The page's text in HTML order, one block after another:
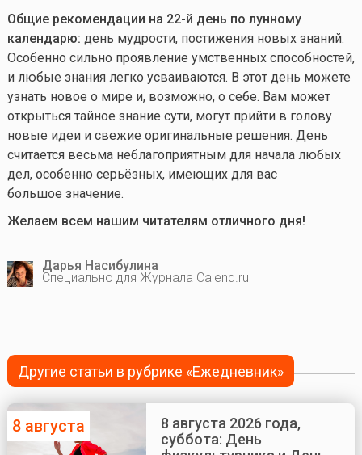
Общие рекомендации на 22-й день по лунному
календарю: день мудрости, постижения новых знаний.
Особенно сильно проявление умственных способностей,
и любые знания легко усваиваются. В этот день можете
узнать новое о мире и, возможно, о себе. Вам может
открыться тайное знание сути, могут прийти в голову
новые идеи и свежие оригинальные решения. День
считается весьма неблагоприятным для начала любых
дел, особенно серьёзных, имеющих для вас
большое значение.
Желаем всем нашим читателям отличного дня!
Дарья Насибулина
Специально для Журнала Calend.ru
Другие статьи в рубрике «Ежедневник»
8 августа
8 августа 2026 года,
суббота: День